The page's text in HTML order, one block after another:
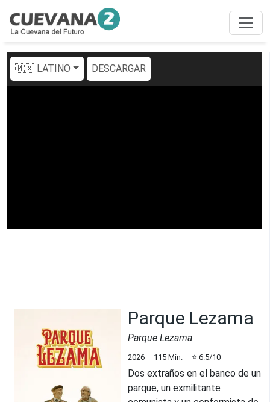
🇲🇽 LATINO DESCARGAR
Parque Lezama
Parque Lezama
2026 115 Min. ⭐ 6.5/10
Dos extraños en el banco de un
parque, un exmilitante